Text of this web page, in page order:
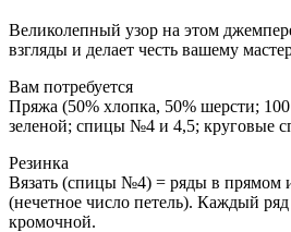
Великолепный узор на этом
взгляды и делает честь вашему
Вам потребуется
Пряжа (50% хлопка, 50% шерсти;
зеленой; спицы №4 и 4,5; круговые
Резинка
Вязать (спицы №4) = ряды в прямом
(нечетное число петель). Каждый ряд
кромочной.